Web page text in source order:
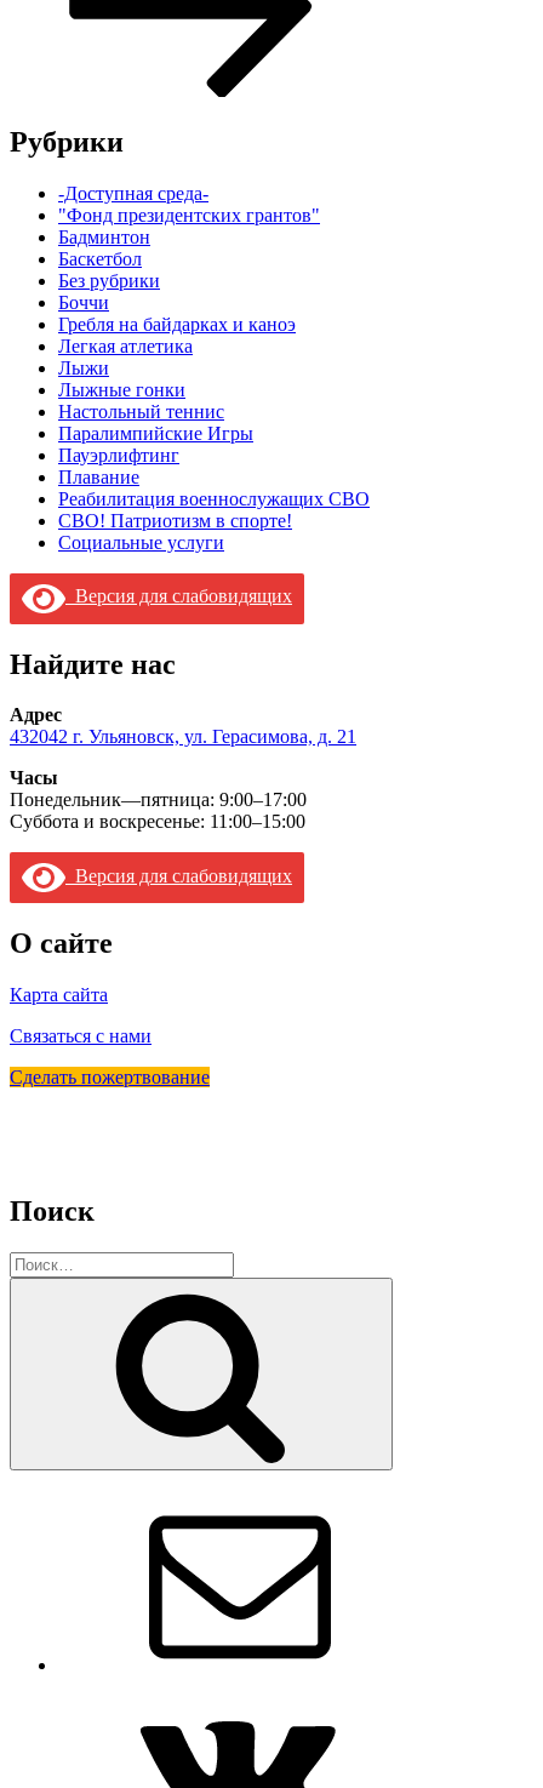
Рубрики
-Доступная среда-
"Фонд президентских грантов"
Бадминтон
Баскетбол
Без рубрики
Боччи
Гребля на байдарках и каноэ
Легкая атлетика
Лыжи
Лыжные гонки
Настольный теннис
Паралимпийские Игры
Пауэрлифтинг
Плавание
Реабилитация военнослужащих СВО
СВО! Патриотизм в спорте!
Социальные услуги
Версия для слабовидящих
Найдите нас
Адрес
432042 г. Ульяновск, ул. Герасимова, д. 21
Часы
Понедельник—пятница: 9:00–17:00
Суббота и воскресенье: 11:00–15:00
Версия для слабовидящих
О сайте
Карта сайта
Связаться с нами
Сделать пожертвование
Поиск
Искать: